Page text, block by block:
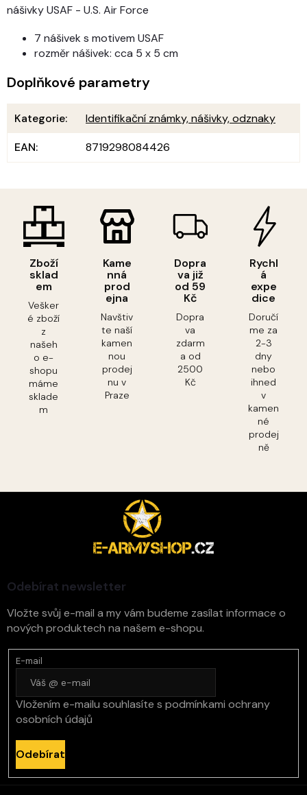
Zboží
sklad
em
Vešker
é zboží
z
našeh
o e-
shopu
máme
sklade
m
Kame
nná
prod
ejna
Navštiv
te naší
kamen
nou
prodej
nu v
Praze
Dopra
va již
od 59
Kč
Dopra
va
zdarm
a od
2500
Kč
Rychl
á
expe
dice
Doručí
me za
2-3
dny
nebo
ihned
v
kamen
né
prodej
ně
nášivky USAF - U.S. Air Force
7 nášivek s motivem USAF
rozměr nášivek: cca 5 x 5 cm
Doplňkové parametry
Kategorie:
Identifikační známky, nášivky, odznaky
EAN: 8719298084426
Odebírat newsletter
Vložte svůj e-mail a my vám budeme zasílat informace o
nových produktech na našem e-shopu.
E-mail
Vložením e-mailu souhlasíte s podmínkami ochrany
osobních údajů
Odebírat